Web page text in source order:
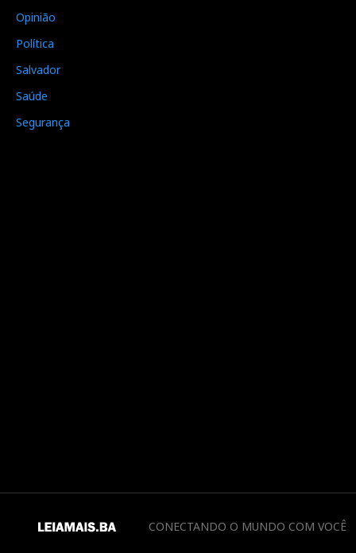
Opinião
Política
Salvador
Saúde
Segurança
CONECTANDO O MUNDO COM VOCÊ